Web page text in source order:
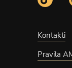
Kontakti
Pravila